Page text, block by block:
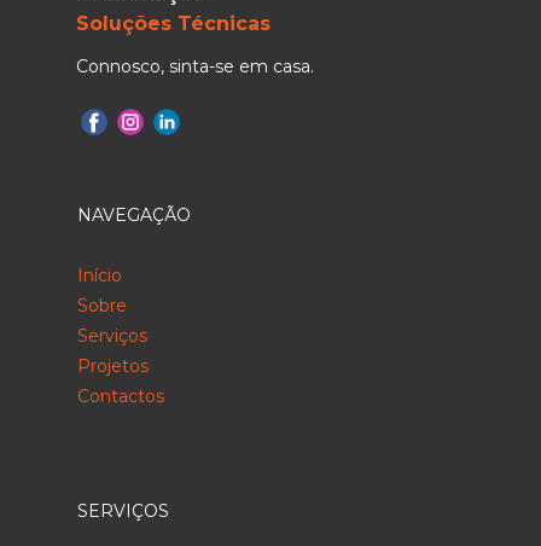
Soluções Técnicas
Connosco, sinta-se em casa.
NAVEGAÇÃO
Início
Sobre
Serviços
Projetos
Contactos
SERVIÇOS